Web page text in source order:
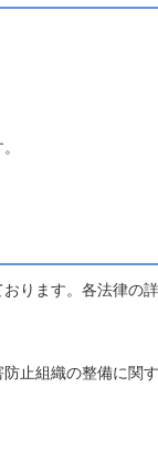
ります。各法律の詳
止組織の整備に関